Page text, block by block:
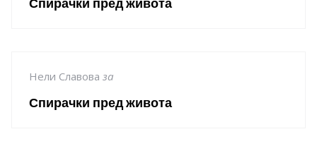
Нели Славова за
Спирачки пред живота